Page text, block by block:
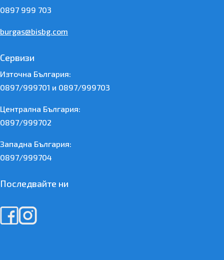
0897 999 703
burgas@bisbg.com
Сервизи
Източна България:
0897/999701 и 0897/999703
Централна България:
0897/999702
Западна България:
0897/999704
Последвайте ни